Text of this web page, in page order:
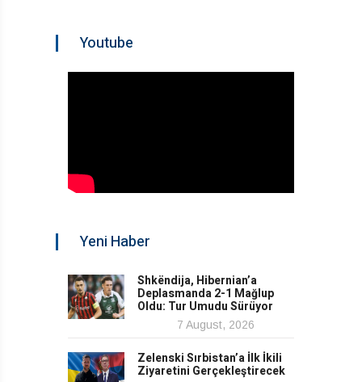
Youtube
Yeni Haber
Shkëndija, Hibernian’a
Deplasmanda 2-1 Mağlup
Oldu: Tur Umudu Sürüyor
7 August, 2026
Zelenski Sırbistan’a İlk İkili
Ziyaretini Gerçekleştirecek